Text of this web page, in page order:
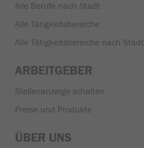
Alle Berufe nach Stadt
Alle Tätigkeitsbereiche
Alle Tätigkeitsbereiche nach Stadt
ARBEITGEBER
Stellenanzeige schalten
Preise und Produkte
ÜBER UNS